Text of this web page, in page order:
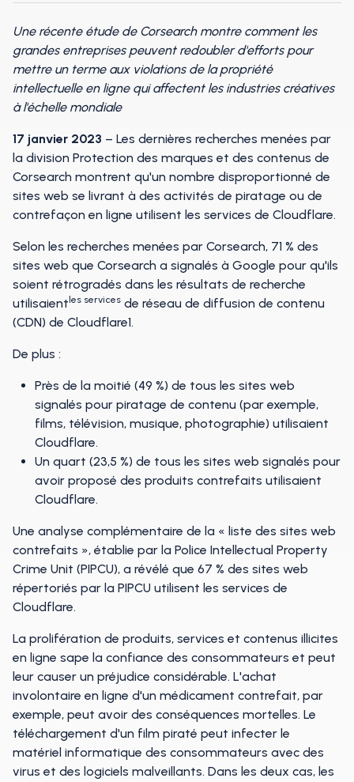
Une récente étude de Corsearch montre comment les
grandes entreprises peuvent redoubler d'efforts pour
mettre un terme aux violations de la propriété
intellectuelle en ligne qui affectent les industries créatives
à l'échelle mondiale
17 janvier 2023 – Les dernières recherches menées par
la division Protection des marques et des contenus de
Corsearch montrent qu'un nombre disproportionné de
sites web se livrant à des activités de piratage ou de
contrefaçon en ligne utilisent les services de Cloudflare.
Selon les recherches menées par Corsearch, 71 % des
sites web que Corsearch a signalés à Google pour qu'ils
soient rétrogradés dans les résultats de recherche
utilisaient les services de réseau de diffusion de contenu
(CDN) de Cloudflare1.
De plus :
Près de la moitié (49 %) de tous les sites web
signalés pour piratage de contenu (par exemple,
films, télévision, musique, photographie) utilisaient
Cloudflare.
Un quart (23,5 %) de tous les sites web signalés pour
avoir proposé des produits contrefaits utilisaient
Cloudflare.
Une analyse complémentaire de la « liste des sites web
contrefaits », établie par la Police Intellectual Property
Crime Unit (PIPCU), a révélé que 67 % des sites web
répertoriés par la PIPCU utilisent les services de
Cloudflare.
La prolifération de produits, services et contenus illicites
en ligne sape la confiance des consommateurs et peut
leur causer un préjudice considérable. L'achat
involontaire en ligne d'un médicament contrefait, par
exemple, peut avoir des conséquences mortelles. Le
téléchargement d'un film piraté peut infecter le
matériel informatique des consommateurs avec des
virus et des logiciels malveillants. Dans les deux cas, les